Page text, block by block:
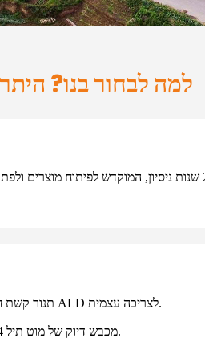
למה לבחור בנו?
צוות טכני עם יותר מ-20 שנות ניסיון, המוקדש לפיתוח
① תנור קשת חשמלי אוטומטי בוואקום גרמני ALD לצריכה עצמית.
② גרמנית בוהלר MW120×100-4 מכבש דיוק של מוט תיל.